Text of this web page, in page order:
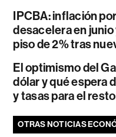
IPCBA: inflación
desacelera en
piso de 2% tras
El optimismo del
dólar y qué espera
y tasas para el
OTRAS NOTICIAS